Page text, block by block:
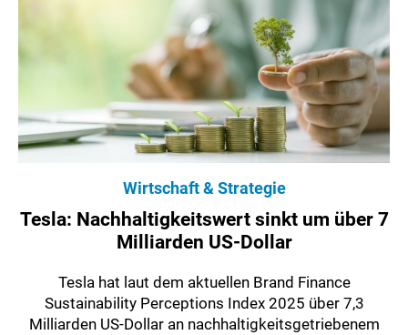
Wirtschaft & Strategie
Tesla: Nachhaltigkeitswert sinkt um über 7
Milliarden US-Dollar
Tesla hat laut dem aktuellen Brand Finance
Sustainability Perceptions Index 2025 über 7,3
Milliarden US-Dollar an nachhaltigkeitsgetriebenem